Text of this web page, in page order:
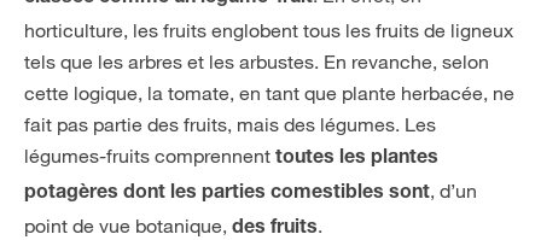
horticulture, les fruits englobent tous les fruits de ligneux
tels que les arbres et les arbustes. En revanche, selon
cette logique, la tomate, en tant que plante herbacée, ne
fait pas partie des fruits, mais des légumes. Les
légumes-fruits comprennent toutes les plantes
potagères dont les parties comestibles sont, d’un
point de vue botanique, des fruits.